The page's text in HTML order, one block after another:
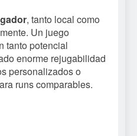
, tanto local como
Un juego
tanto potencial
enorme rejugabilidad
personalizados o
runs comparables.